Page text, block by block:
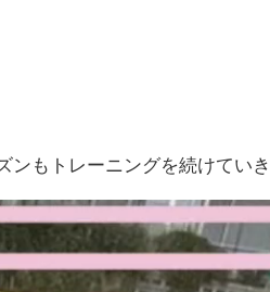
もトレーニングを続けていき